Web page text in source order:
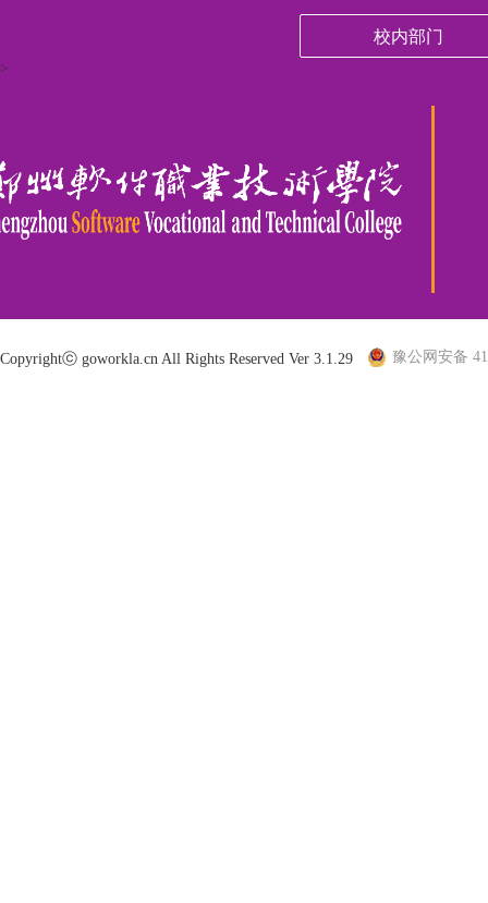
校内部门
>
Copyrightⓒ goworkla.cn All Rights Reserved Ver 3.1.29 豫公网安备